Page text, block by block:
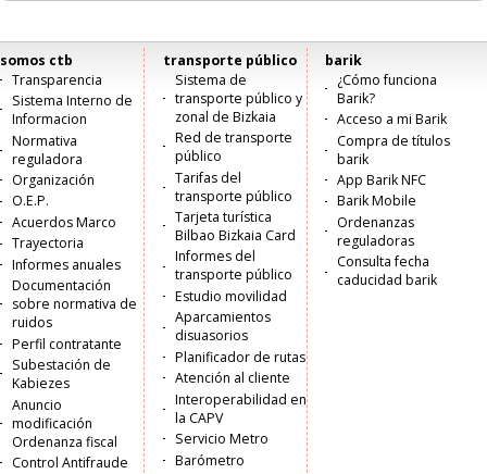
Menú
principal
somos ctb
Transparencia
Sistema Interno de
Informacion
Normativa
reguladora
Organización
O.E.P.
Acuerdos Marco
Trayectoria
Informes anuales
Documentación
sobre normativa de
ruidos
Perfil contratante
Subestación de
Kabiezes
Anuncio
modificación
Ordenanza fiscal
Control Antifraude
transporte público
Sistema de
transporte público y
zonal de Bizkaia
Red de transporte
público
Tarifas del
transporte público
Tarjeta turística
Bilbao Bizkaia Card
Informes del
transporte público
Estudio movilidad
Aparcamientos
disuasorios
Planificador de rutas
Atención al cliente
Interoperabilidad en
la CAPV
Servicio Metro
Barómetro
barik
¿Cómo funciona
Barik?
Acceso a mi Barik
Compra de títulos
barik
App Barik NFC
Barik Mobile
Ordenanzas
reguladoras
Consulta fecha
caducidad barik